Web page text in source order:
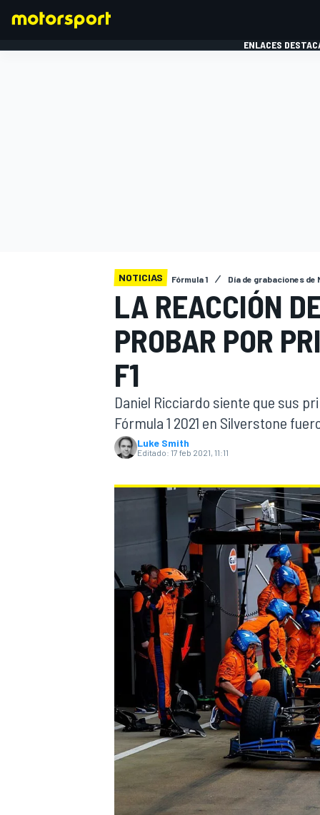
WEC FÓRMULA E
ENLACES
NOTICIAS Fórmula 1 Día de grabaciones de
LA REACCIÓN
PROBAR POR
F1
Daniel Ricciardo siente que sus
Fórmula 1 2021 en Silverstone
Luke Smith
Editado: 17 feb 2021, 11:11